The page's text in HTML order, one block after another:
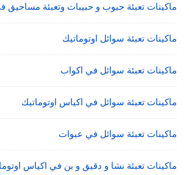
ماكينات تعبئة حبوب و حبيبات وتعبئة مساحيق
ماكينات تعبئة سوائل اوتوماتيك
ماكينات تعبئة سوائل في اكواب
ماكينات تعبئة سوائل في اكياس اوتوماتيك
ماكينات تعبئة سوائل في عبوات
ماكينات تعبئة نشا و دقيق و بن في اكياس